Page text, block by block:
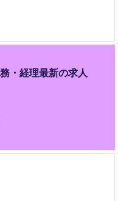
ラ・エネルギービジ
ます。
・経理最新の求人